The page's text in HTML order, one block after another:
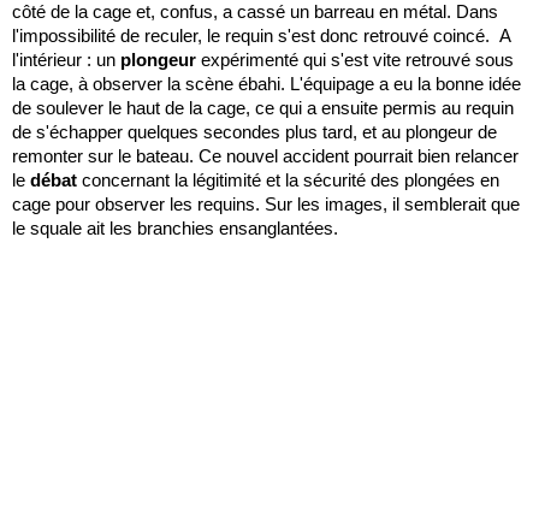
côté de la cage et, confus, a cassé un barreau en métal. Dans
l'impossibilité de reculer, le requin s'est donc retrouvé coincé. A
l'intérieur : un plongeur expérimenté qui s'est vite retrouvé sous
la cage, à observer la scène ébahi. L'équipage a eu la bonne idée
de soulever le haut de la cage, ce qui a ensuite permis au requin
de s'échapper quelques secondes plus tard, et au plongeur de
remonter sur le bateau. Ce nouvel accident pourrait bien relancer
le débat concernant la légitimité et la sécurité des plongées en
cage pour observer les requins. Sur les images, il semblerait que
le squale ait les branchies ensanglantées.